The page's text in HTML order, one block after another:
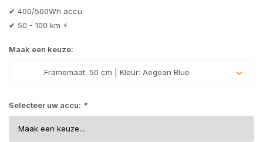
✔ 400/500Wh accu
✔ 50 - 100 km ⚡
Maak een keuze:
Framemaat: 50 cm | Kleur: Aegean Blue
Selecteer uw accu: *